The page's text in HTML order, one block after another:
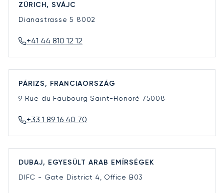
ZÜRICH, SVÁJC
Dianastrasse 5 8002
+41 44 810 12 12
PÁRIZS, FRANCIAORSZÁG
9 Rue du Faubourg Saint-Honoré 75008
+33 1 89 16 40 70
DUBAJ, EGYESÜLT ARAB EMÍRSÉGEK
DIFC - Gate District 4, Office B03